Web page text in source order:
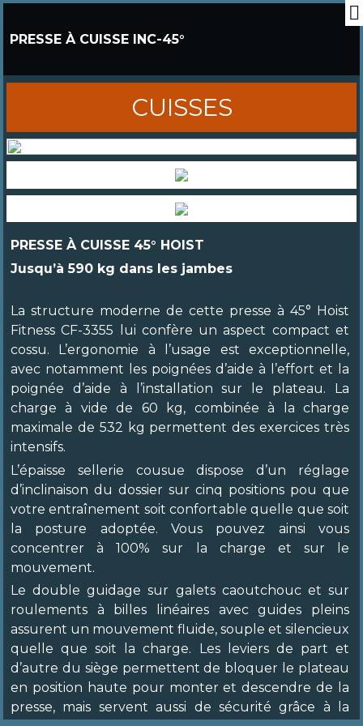
PRESSE À CUISSE INC-45°
CUISSES
PRESSE À CUISSE 45° HOIST
Jusqu’à 590 kg dans les jambes
La structure moderne de cette presse à 45° Hoist
Fitness CF-3355 lui confère un aspect compact et
cossu. L’ergonomie à l’usage est exceptionnelle,
avec notamment les poignées d’aide à l’effort et la
poignée d’aide à l’installation sur le plateau. La
charge à vide de 60 kg, combinée à la charge
maximale de 532 kg permettent des exercices très
intensifs.
L’épaisse sellerie cousue dispose d’un réglage
d’inclinaison du dossier sur cinq positions pou que
votre entraînement soit confortable quelle que soit
la posture adoptée. Vous pouvez ainsi vous
concentrer à 100% sur la charge et sur le
mouvement.
Le double guidage sur galets caoutchouc et sur
roulements à billes linéaires avec guides pleins
assurent un mouvement fluide, souple et silencieux
quelle que soit la charge. Les leviers de part et
d’autre du siège permettent de bloquer le plateau
en position haute pour monter et descendre de la
presse, mais servent aussi de sécurité grâce à la